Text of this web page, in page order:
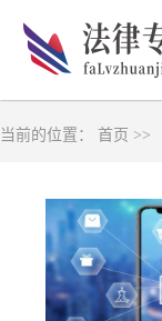
当前的位置： 首页 >>